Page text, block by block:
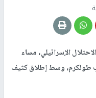
الإسرائيلي، مساء
طولكرم، وسط إطلاق كثيف